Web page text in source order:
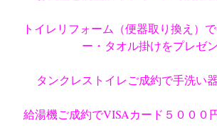
トイレリフォーム（便器取り換え）
ー・タオル掛けをプレゼ
タンクレストイレご成約で手洗い
給湯機ご成約でVISAカード５０００